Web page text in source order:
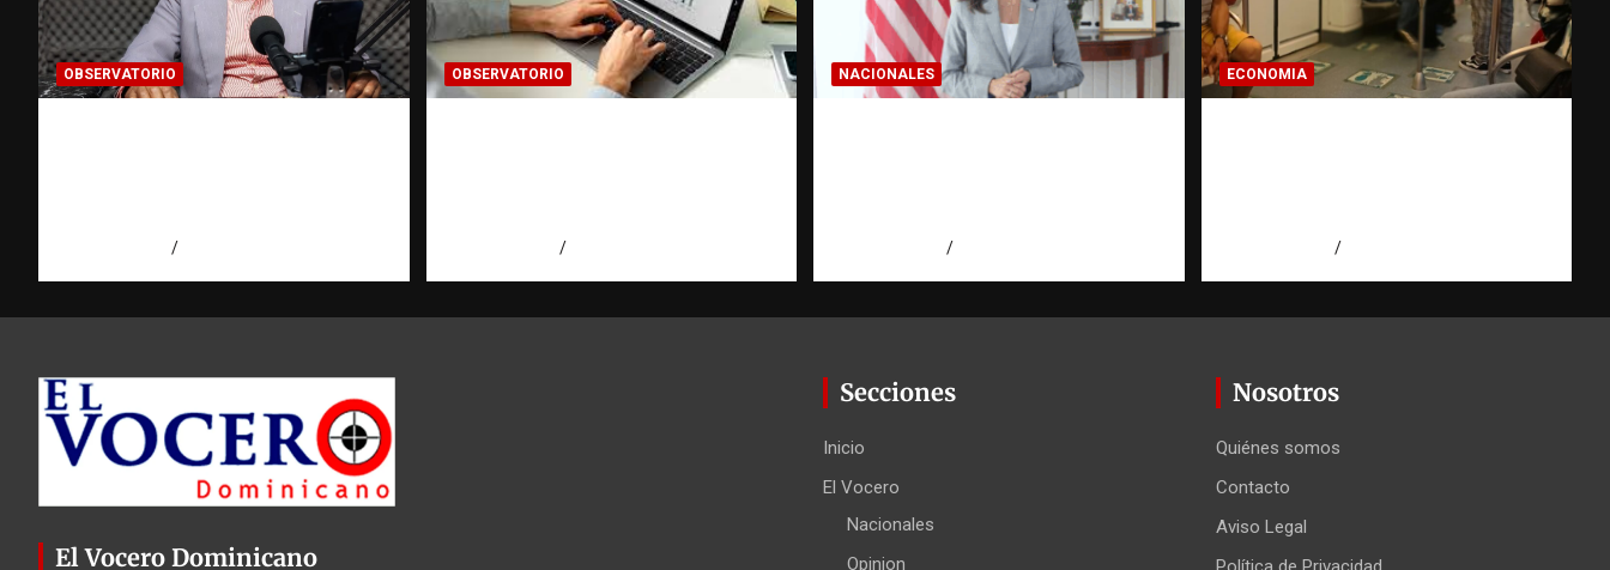
OBSERVATORIO OBSERVATORIO NACIONALES ECONOMIA
El Vocero Dominicano
Secciones
Inicio
El Vocero
Nacionales
Opinion
Nosotros
Quiénes somos
Contacto
Aviso Legal